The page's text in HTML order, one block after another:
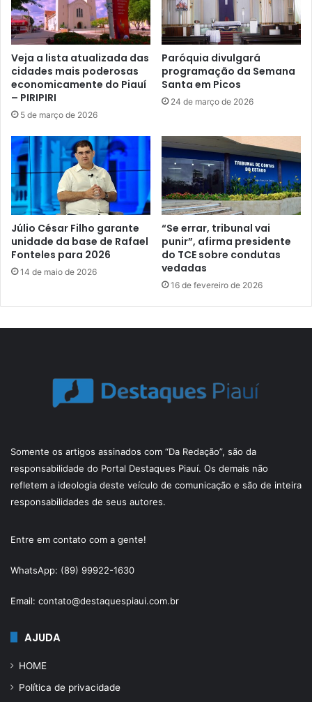
Veja a lista atualizada das
cidades mais poderosas
economicamente do Piauí
– PIRIPIRI
5 de março de 2026
Paróquia divulgará
programação da Semana
Santa em Picos
24 de março de 2026
Júlio César Filho garante
unidade da base de Rafael
Fonteles para 2026
14 de maio de 2026
“Se errar, tribunal vai
punir”, afirma presidente
do TCE sobre condutas
vedadas
16 de fevereiro de 2026
Somente os artigos assinados com “Da Redação”, são da
responsabilidade do Portal Destaques Piauí. Os demais não
refletem a ideologia deste veículo de comunicação e são de inteira
responsabilidades de seus autores.
Entre em contato com a gente!
WhatsApp: (89) 99922-1630
Email: contato@destaquespiaui.com.br
AJUDA
HOME
Política de privacidade